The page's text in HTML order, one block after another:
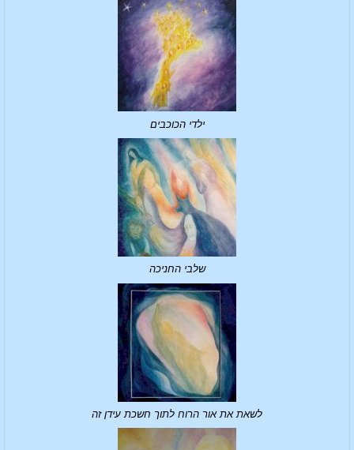
ילדי הכוכבים
שלבי החניכה
לשאת את אור הרוח לתוך חשכת עידן זה